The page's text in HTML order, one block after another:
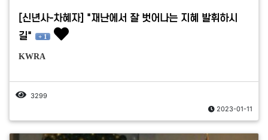
[신년사-차혜자] "재난에서 잘 벗어나는 지혜 발휘하시
길"
+ 1
KWRA
3299
2023-01-11